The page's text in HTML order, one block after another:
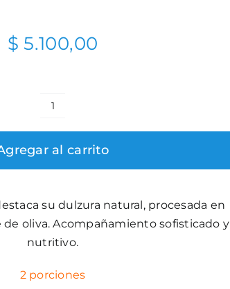
$ 5.100,00
de
zapallo
asado
al carrito
su dulzura natural, procesada en
oliva. Acompañamiento sofisticado y
nutritivo.
2 porciones